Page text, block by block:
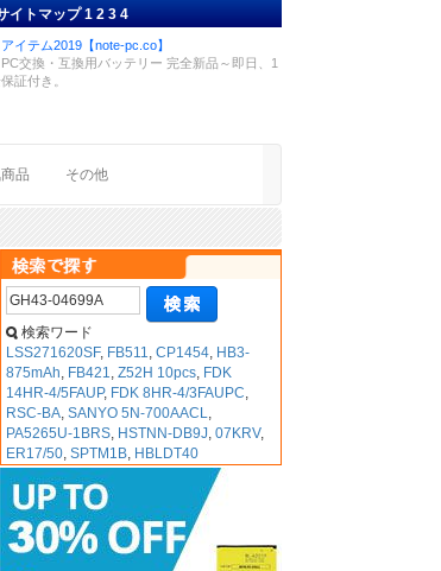
イトマップ 1234
イテム2019【note-pc.co】
PC交換・互換用バッテリー 完全新品～即日、1
証付き。
品 その他
検索ワード
LSS271620SF, FB511,CP1454, HB3-
875mAh, FB421,Z52H 10pcs, FDK
14HR-4/5FAUP, FDK 8HR-4/3FAUPC,
RSC-BA,SANYO 5N-700AACL,
PA5265U-1BRS, HSTNN-DB9J,07KRV,
ER17/50,SPTM1B, HBLDT40